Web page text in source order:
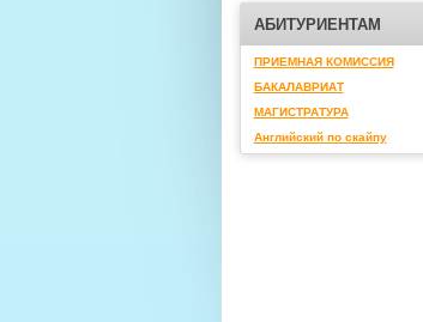
АБИТУРИЕНТАМ
ПРИЕМНАЯ КОМИССИЯ
БАКАЛАВРИАТ
МАГИСТРАТУРА
Английский по скайпу